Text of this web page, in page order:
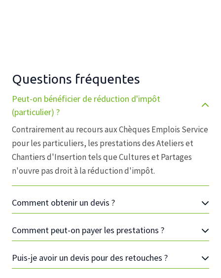
Questions fréquentes
Peut-on bénéficier de réduction d'impôt
(particulier) ?
Contrairement au recours aux Chèques Emplois Service
pour les particuliers, les prestations des Ateliers et
Chantiers d'Insertion tels que Cultures et Partages
n'ouvre pas droit à la réduction d'impôt.
Comment obtenir un devis ?
Comment peut-on payer les prestations ?
Puis-je avoir un devis pour des retouches ?